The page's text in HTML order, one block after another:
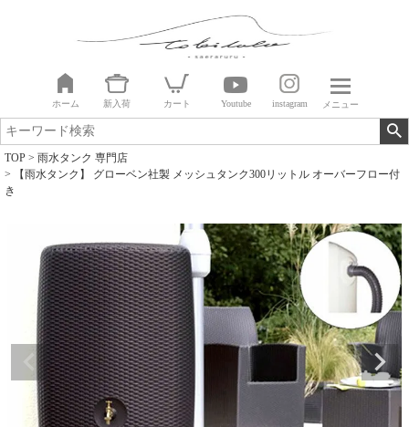
ホーム 新入荷 カート Youtube instagram メニュー
TOP
雨水タンク 専門店
【雨水タンク】 グローベン社製 メッシュタンク300リットル オーバーフロー付
き